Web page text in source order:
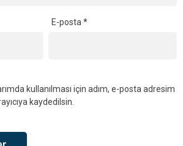
E-posta*
kullanılması için adım, e-posta adresim
kaydedilsin.